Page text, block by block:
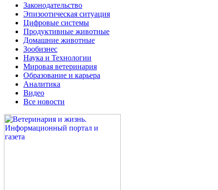
Законодательство
Эпизоотическая ситуация
Цифровые системы
Продуктивные животные
Домашние животные
Зообизнес
Наука и Технологии
Мировая ветеринария
Образование и карьера
Аналитика
Видео
Все новости